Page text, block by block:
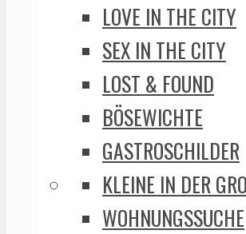
LOVE IN THE CITY
SEX IN THE CITY
LOST & FOUND
BÖSEWICHTE
GASTROSCHILDER
KLEINE IN DER
WOHNUNGSSUCHE